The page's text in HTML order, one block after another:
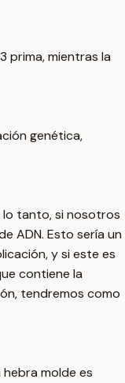
prima, mientras la
genética,
lo tanto, si nosotros
ADN. Esto sería un
y si este es
contiene la
tendremos como
molde es